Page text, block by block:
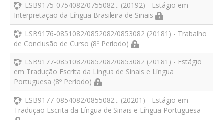
LSB9175-0754082/0755082... (20192) - Estágio em
Interpretação da Língua Brasileira de Sinais
LSB9176-0851082/0852082/0853082 (20181) - Trabalho
de Conclusão de Curso (8º Período)
LSB9177-0851082/0852082/0853082 (20181) - Estágio
em Tradução Escrita da Língua de Sinais e Língua
Portuguesa (8º Período)
LSB9177-0854082/0855082... (20201) - Estágio em
Tradução Escrita da Língua de Sinais e Língua Portuguesa